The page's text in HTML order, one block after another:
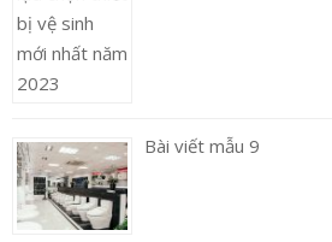
Bài viết mẫu 9